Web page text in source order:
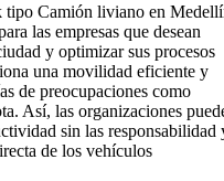
tipo Camión liviano en
las empresas que desean
y optimizar sus procesos
una movilidad eficiente y
de preocupaciones como
Así, las organizaciones
sin las responsabilidad
de los vehículos